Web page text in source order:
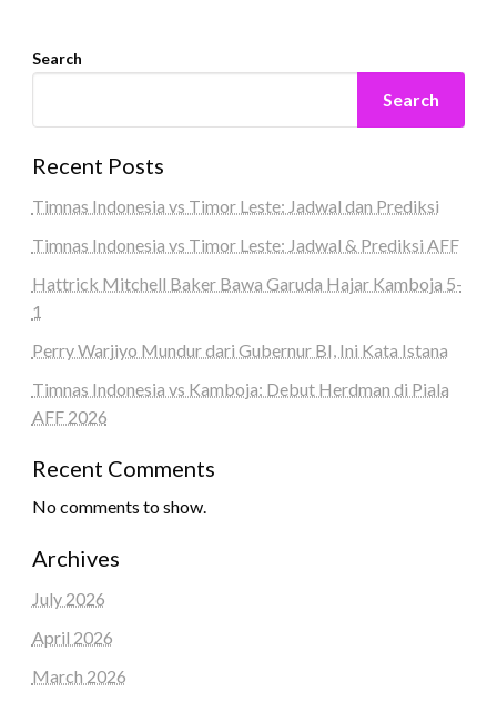
Search
Search
Recent Posts
Timnas Indonesia vs Timor Leste: Jadwal dan Prediksi
Timnas Indonesia vs Timor Leste: Jadwal & Prediksi AFF
Hattrick Mitchell Baker Bawa Garuda Hajar Kamboja 5-
1
Perry Warjiyo Mundur dari Gubernur BI, Ini Kata Istana
Timnas Indonesia vs Kamboja: Debut Herdman di Piala
AFF 2026
Recent Comments
No comments to show.
Archives
July 2026
April 2026
March 2026